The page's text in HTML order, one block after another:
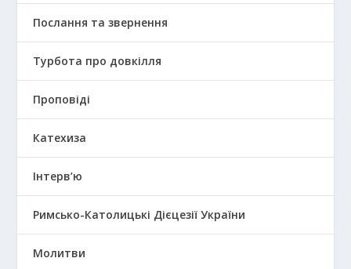
Послання та звернення
Турбота про довкілля
Проповіді
Катехиза
Інтерв’ю
Римсько-Католицькі Дієцезії України
Молитви